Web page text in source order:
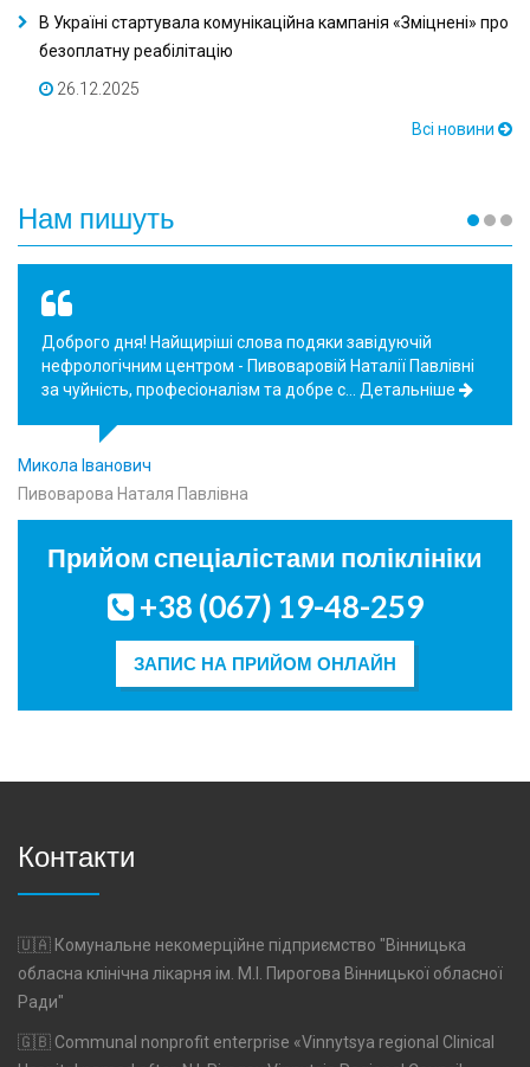
В Україні стартувала комунікаційна кампанія «Зміцнені» про
безоплатну реабілітацію
26.12.2025
Всі новини
Нам пишуть
Дуже вдячні завідуючому відділення Поліщуку В.І., та
його медичному колективу за гарне відношення до
хворих та грамотне лікування. Детальніше
Чернілевський О.В., Масловський…
Поліщуку В.І.
Прийом спеціалістами поліклініки
+38 (067) 19-48-259
ЗАПИС НА ПРИЙОМ ОНЛАЙН
Контакти
🇺🇦 Комунальне некомерційне підприємство "Вінницька
обласна клінічна лікарня ім. М.І. Пирогова Вінницької обласної
Ради"
🇬🇧 Communal nonprofit enterprise «Vinnytsya regional Clinical